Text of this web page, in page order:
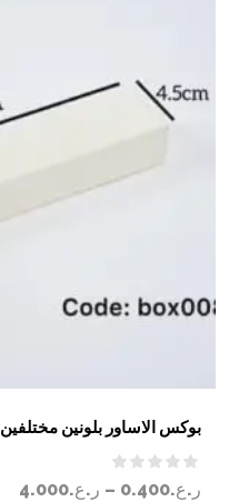
بوكس الاساور بلونين مختلفين
ر.ع.0.400
– ر.ع.4.000